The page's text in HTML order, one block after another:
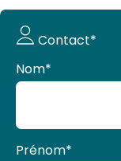
Demande
de devis
Contact*
Nom*
Prénom*